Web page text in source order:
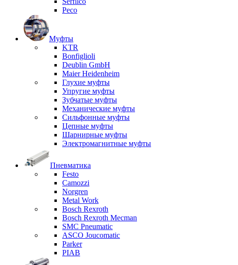
Peco
Муфты
KTR
Bonfiglioli
Deublin GmbH
Maier Heidenheim
Глухие муфты
Упругие муфты
Зубчатые муфты
Механические муфты
Сильфонные муфты
Цепные муфты
Шарнирные муфты
Электромагнитные муфты
Пневматика
Festo
Camozzi
Norgren
Metal Work
Bosch Rexroth
Bosch Rexroth Mecman
SMC Pneumatic
ASCO Joucomatic
Parker
PIAB